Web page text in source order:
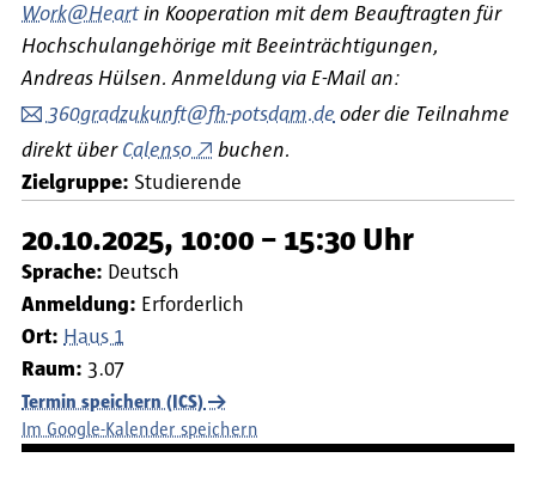
Work@Heartin Kooperation mit dem Beauftragten für
Hochschulangehörige mit Beeinträchtigungen,
Andreas Hülsen. Anmeldung via E-Mail an:
360gradzukunft@fh-potsdam.de oder die Teilnahme
direkt über Calenso
buchen.
Zielgruppe: Studierende
20.10.2025, 10:00 – 15:30 Uhr
Sprache: Deutsch
Anmeldung: Erforderlich
Ort: Haus 1
Raum: 3.07
Termin speichern (ICS)
Im Google-Kalender speichern